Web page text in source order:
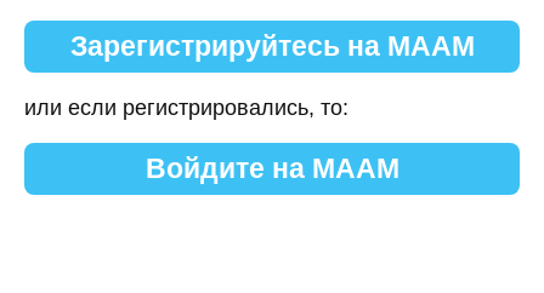
Зарегистрируйтесь на МААМ
или если регистрировались, то:
Войдите на МААМ